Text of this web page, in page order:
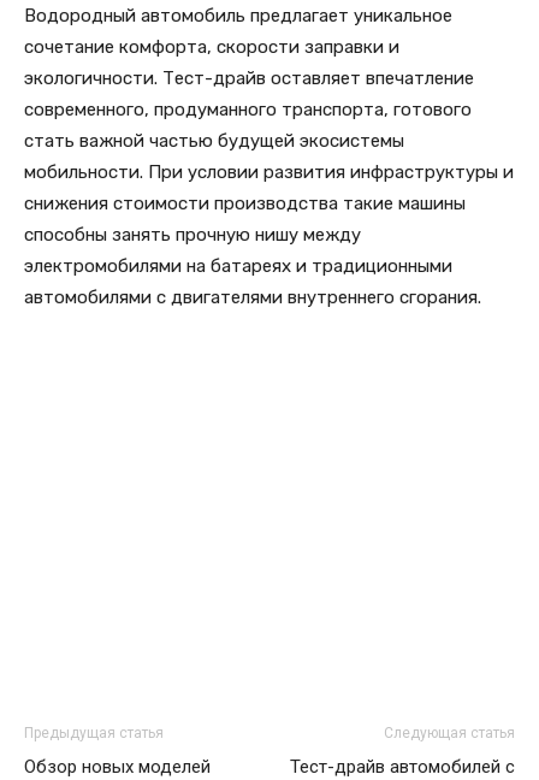
Водородный автомобиль предлагает уникальное
сочетание комфорта, скорости заправки и
экологичности. Тест-драйв оставляет впечатление
современного, продуманного транспорта, готового
стать важной частью будущей экосистемы
мобильности. При условии развития инфраструктуры и
снижения стоимости производства такие машины
способны занять прочную нишу между
электромобилями на батареях и традиционными
автомобилями с двигателями внутреннего сгорания.
Предыдущая статья
Обзор новых моделей
Следующая статья
Тест-драйв автомобилей с